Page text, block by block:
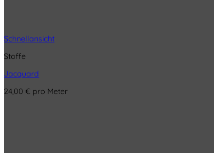
Schnellansicht
Stoffe
Jacquard
24,00 € pro Meter